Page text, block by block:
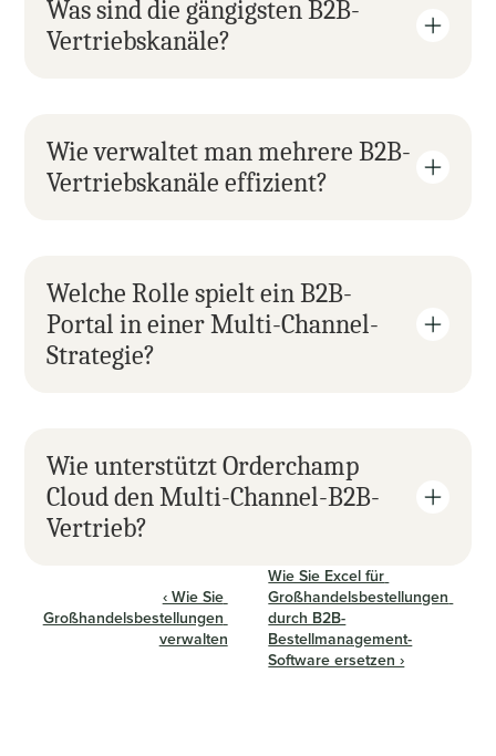
Was sind die gängigsten B2B-
Vertriebskanäle?
Wie verwaltet man mehrere B2B-
Vertriebskanäle effizient?
Welche Rolle spielt ein B2B-
Portal in einer Multi-Channel-
Strategie?
Wie unterstützt Orderchamp
Cloud den Multi-Channel-B2B-
Vertrieb?
‹ Wie Sie
Großhandelsbestellungen
verwalten
Wie Sie Excel für
Großhandelsbestellungen
durch B2B-
Bestellmanagement-
Software ersetzen ›